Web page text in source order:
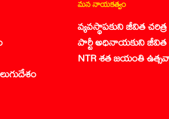
మన నాయకత్వం
వ్యవస్థాపకుని జీవిత చరిత్ర
పార్టీ అధినాయకుని జీవిత
NTR శత జయంతి